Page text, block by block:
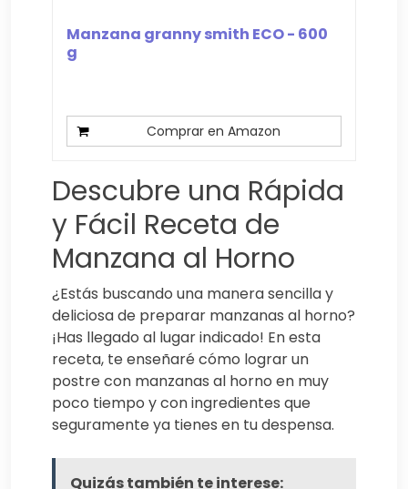
Manzana granny smith ECO - 600
g
Comprar en Amazon
Descubre una Rápida
y Fácil Receta de
Manzana al Horno
¿Estás buscando una manera sencilla y
deliciosa de preparar manzanas al horno?
¡Has llegado al lugar indicado! En esta
receta, te enseñaré cómo lograr un
postre con manzanas al horno en muy
poco tiempo y con ingredientes que
seguramente ya tienes en tu despensa.
Quizás también te interese: